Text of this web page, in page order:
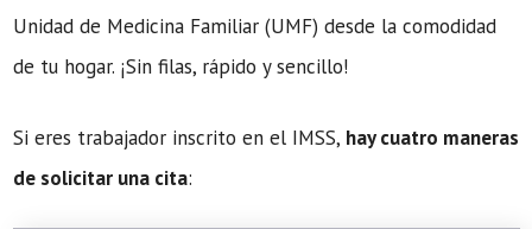
Unidad de Medicina Familiar (UMF) desde la comodidad
de tu hogar. ¡Sin filas, rápido y sencillo!
Si eres trabajador inscrito en el IMSS, hay cuatro maneras
de solicitar una cita: